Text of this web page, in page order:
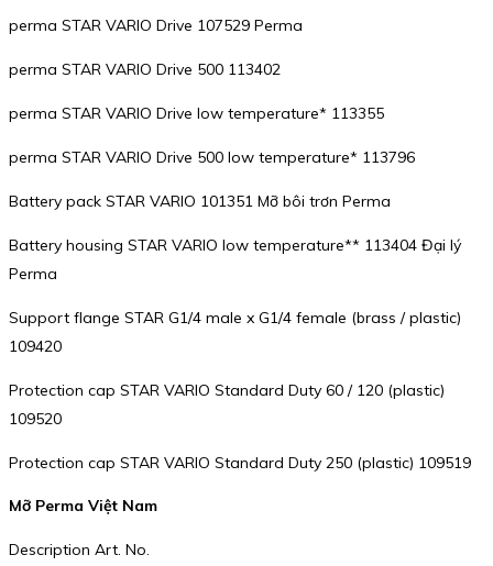
perma STAR VARIO Drive 107529 Perma
perma STAR VARIO Drive 500 113402
perma STAR VARIO Drive low temperature* 113355
perma STAR VARIO Drive 500 low temperature* 113796
Battery pack STAR VARIO 101351 Mỡ bôi trơn Perma
Battery housing STAR VARIO low temperature** 113404 Đại lý
Perma
Support flange STAR G1/4 male x G1/4 female (brass / plastic)
109420
Protection cap STAR VARIO Standard Duty 60 / 120 (plastic)
109520
Protection cap STAR VARIO Standard Duty 250 (plastic) 109519
Mỡ Perma Việt Nam
Description Art. No.